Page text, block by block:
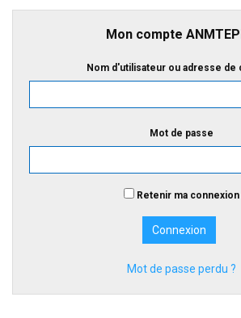
Mon compte
Nom d'utilisateur ou adresse de
Mot de passe
Retenir ma connexion
Mot de passe perdu ?